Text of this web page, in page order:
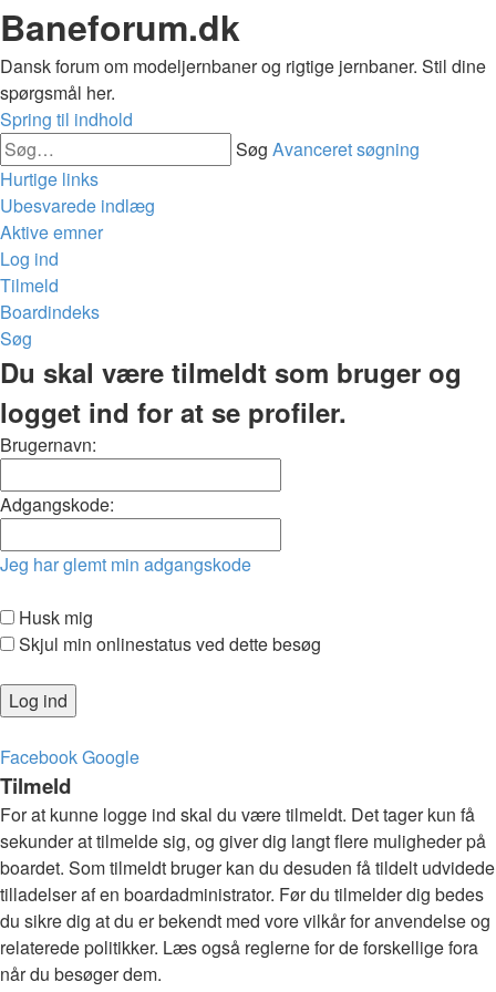
Baneforum.dk
Dansk forum om modeljernbaner og rigtige jernbaner. Stil dine
spørgsmål her.
Spring til indhold
Søg Avanceret søgning
Hurtige links
Ubesvarede indlæg
Aktive emner
Log ind
Tilmeld
Boardindeks
Søg
Du skal være tilmeldt som bruger og
logget ind for at se profiler.
Brugernavn:
Adgangskode:
Jeg har glemt min adgangskode
Husk mig
Skjul min onlinestatus ved dette besøg
FacebookGoogle
Tilmeld
For at kunne logge ind skal du være tilmeldt. Det tager kun få
sekunder at tilmelde sig, og giver dig langt flere muligheder på
boardet. Som tilmeldt bruger kan du desuden få tildelt udvidede
tilladelser af en boardadministrator. Før du tilmelder dig bedes
du sikre dig at du er bekendt med vore vilkår for anvendelse og
relaterede politikker. Læs også reglerne for de forskellige fora
når du besøger dem.